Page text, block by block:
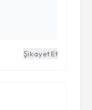
Şikayet Et